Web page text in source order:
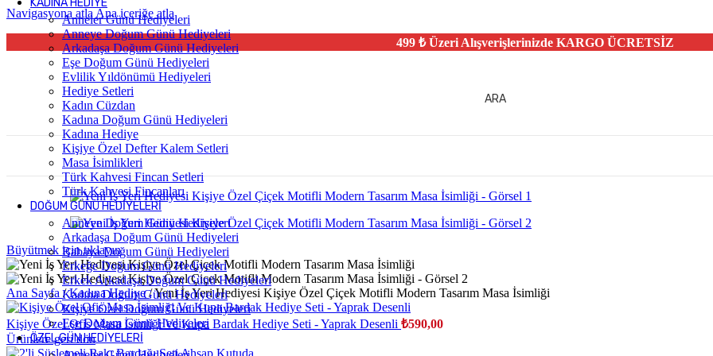
Navigasyona atla Ana içeriğe atla
499 ₺ Üzeri Alışverişlerinizde KARGO ÜCRETSİZ
ARA
KADINA HEDIYE
Anneler Günü Hediyeleri
Anneye Doğum Günü Hediyeleri
Arkadaşa Doğum Günü Hediyeleri
Eşe Doğum Günü Hediyeleri
Evlilik Yıldönümü Hediyeleri
Hediye Setleri
Kadın Cüzdan
Kadına Doğum Günü Hediyeleri
Kadına Hediye
Kişiye Özel Defter Kalem Setleri
Masa İsimlikleri
Türk Kahvesi Fincan Setleri
Türk Kahvesi Fincanları
DOĞUM GÜNÜ HEDIYELERI
Anneye Doğum Günü Hediyeleri
Arkadaşa Doğum Günü Hediyeleri
Babaya Doğum Günü Hediyeleri
Erkeğe Doğum Günü Hediyeleri
Erkek Arkadaşa Doğum Günü Hediyeleri
Kadına Doğum Günü Hediyeleri
Kişiye Özel Doğum Günü Hediyeleri
Eşe Doğum Günü Hediyeleri
ÖZEL GÜN HEDIYELERI
Büyütmek için tıklayın
Ana Sayfa/ Kadına Hediye/Yeni İş Yeri Hediyesi Kişiye Özel Çiçek Motifli Modern Tasarım Masa İsimliği
Kişiye Özel Ofis Masa İsimliği Ve Kupa Bardak Hediye Seti - Yaprak Desenli ₺590,00
Ürünlere geri dön